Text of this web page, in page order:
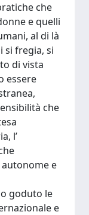
che
e quelli
al di là
si fregia, si
di vista
essere
che
l’
e
goduto le
e